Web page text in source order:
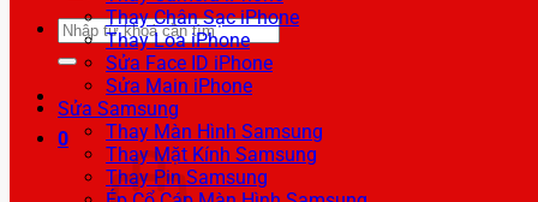
Tìm
kiếm:
0
Thay Chân Sạc iPhone
Thay Loa iPhone
Sửa Face ID iPhone
Sửa Main iPhone
Sửa Samsung
Thay Màn Hình Samsung
Thay Mặt Kính Samsung
Thay Pin Samsung